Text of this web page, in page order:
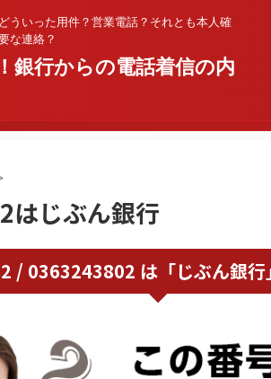
ういった用件？営業電話？それとも本人確
な連絡？
銀行からの電話着信の内
はじぶん銀行
/ 0363243802 は「じぶん銀行